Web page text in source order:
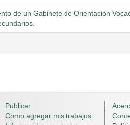
de un Gabinete de Orientación
Publicar
Como agregar mis trabajos